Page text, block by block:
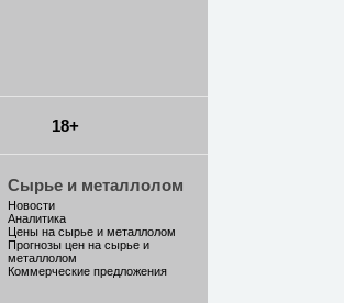
18+
Сырье и металлолом
Новости
Аналитика
Цены на сырье и металлолом
Прогнозы цен на сырье и
металлолом
Коммерческие предложения